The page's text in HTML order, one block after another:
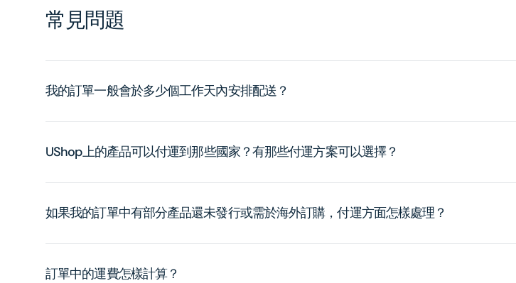
常見問題
我的訂單一般會於多少個工作天內安排配送？
UShop上的產品可以付運到那些國家？有那些付運方案可以選擇？
如果我的訂單中有部分產品還未發行或需於海外訂購，付運方面怎樣處理？
訂單中的運費怎樣計算？